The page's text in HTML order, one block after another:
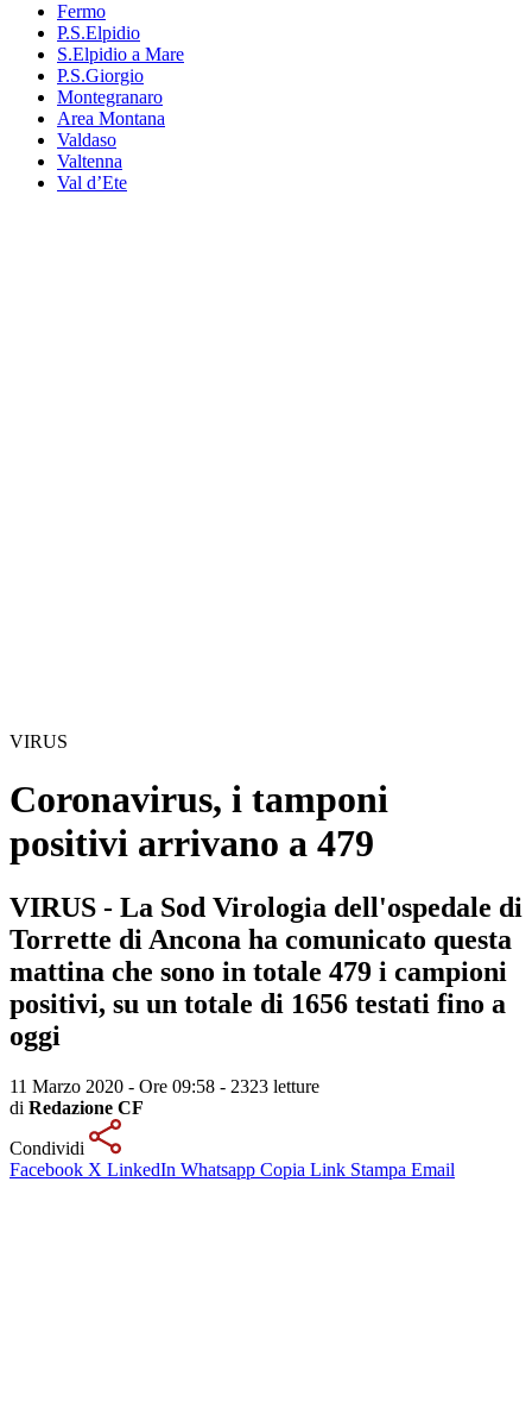
Fermo
P.S.Elpidio
S.Elpidio a Mare
P.S.Giorgio
Montegranaro
Area Montana
Valdaso
Valtenna
Val d’Ete
VIRUS
Coronavirus, i tamponi
positivi arrivano a 479
VIRUS - La Sod Virologia dell'ospedale di
Torrette di Ancona ha comunicato questa
mattina che sono in totale 479 i campioni
positivi, su un totale di 1656 testati fino a
oggi
11 Marzo 2020 - Ore 09:58 - 2323 letture
di Redazione CF
Condividi
Facebook X LinkedIn Whatsapp Copia Link Stampa Email